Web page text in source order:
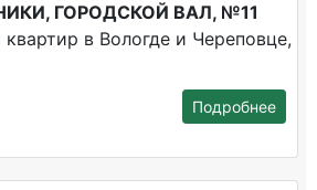
ГОРОДСКОЙ ВАЛ, №11
в Вологде и Череповце,
Подробнее